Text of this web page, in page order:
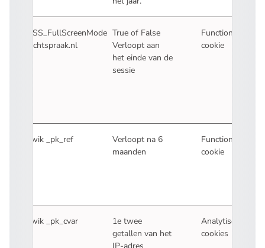
WSS_FullScreenMode
Rechtspraak.nl
True of False
Verloopt aan
het einde van de
sessie
Functionele
cookie
Piwik _pk_ref
Verloopt na 6
maanden
Functionele
cookie
Piwik _pk_cvar
1e twee
getallen van het
Analytische
cookies